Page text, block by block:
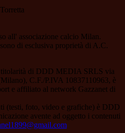
all' associazione calcio Milan.
di esclusiva proprietà di A.C.
di DDD MEDIA SRLS via
C.F./P.IVA 10837110963, è
e affiliato al network Gazzanet di
(testi, foto, video e grafiche) è DDD
avente ad oggetto i contenuti